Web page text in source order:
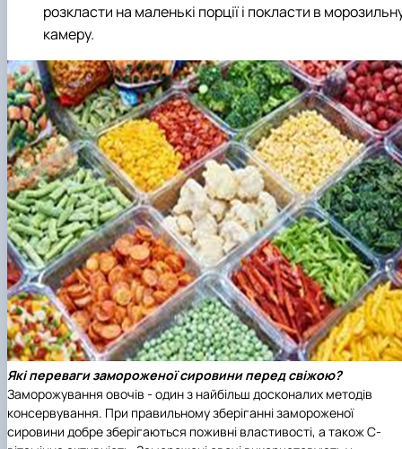
розкласти на маленькі порції і покласти в
камеру.
Які переваги замороженої сировини перед свіжою?
Заморожування овочів - один з найбільш досконалих методів
консервування. При правильному зберіганні замороженої
сировини добре зберігаються поживні властивості, а також С-